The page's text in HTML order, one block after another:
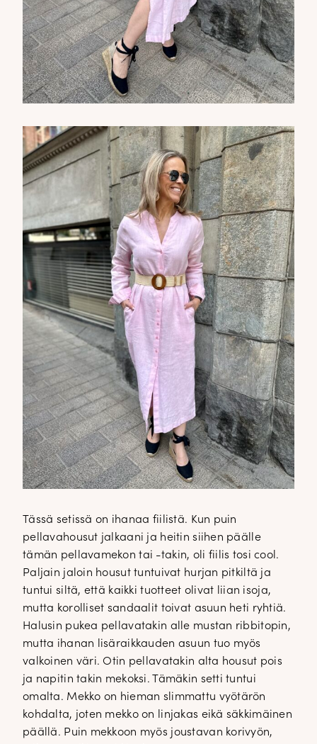
Tässä setissä on ihanaa fiilistä. Kun puin
pellavahousut jalkaani ja heitin siihen päälle
tämän pellavamekon tai -takin, oli fiilis tosi cool.
Paljain jaloin housut tuntuivat hurjan pitkiltä ja
tuntui siltä, että kaikki tuotteet olivat liian isoja,
mutta korolliset sandaalit toivat asuun heti ryhtiä.
Halusin pukea pellavatakin alle mustan ribbitopin,
mutta ihanan lisäraikkauden asuun tuo myös
valkoinen väri. Otin pellavatakin alta housut pois
ja napitin takin mekoksi. Tämäkin setti tuntui
omalta. Mekko on hieman slimmattu vyötärön
kohdalta, joten mekko on linjakas eikä säkkimäinen
päällä. Puin mekkoon myös joustavan korivyön,